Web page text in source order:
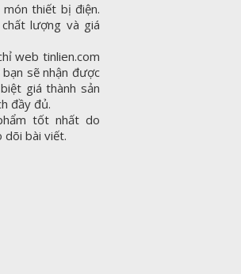
thiết bị điện.
lượng và giá
web tinlien.com
sẽ nhận được
giá thành sản
đầy đủ.
tốt nhất do
dõi bài viết.